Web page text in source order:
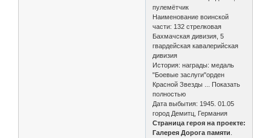
пулемётчик
Наименование воинской
части: 132 стрелковая
Бахмачская дивизия, 5
гвардейская кавалерийская
дивизия
История: награды: медаль
"Боевые заслуги"орден
Красной Звезды ... Показать
полностью
Дата выбытия: 1945. 01.05
город Демитц, Германия
Страница героя на проекте:
Галерея Дорога памяти